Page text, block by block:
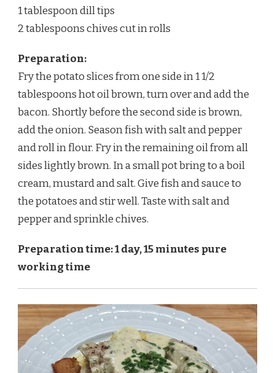
1 tablespoon dill tips
2 tablespoons chives cut in rolls
Preparation:
Fry the potato slices from one side in 1 1/2
tablespoons hot oil brown, turn over and add the
bacon. Shortly before the second side is brown,
add the onion. Season fish with salt and pepper
and roll in flour. Fry in the remaining oil from all
sides lightly brown. In a small pot bring to a boil
cream, mustard and salt. Give fish and sauce to
the potatoes and stir well. Taste with salt and
pepper and sprinkle chives.
Preparation time: 1 day, 15 minutes pure
working time